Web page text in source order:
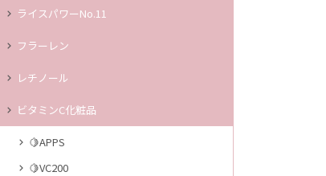
ライスパワーNo.11
フラーレン
レチノール
ビタミンC化粧品
🍋APPS
🍋VC200